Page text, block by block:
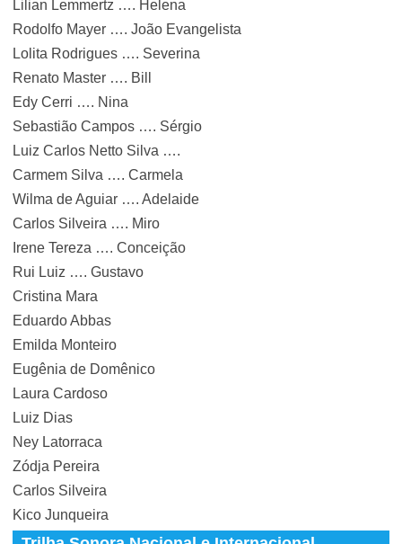
Lilian Lemmertz …. Helena
Rodolfo Mayer …. João Evangelista
Lolita Rodrigues …. Severina
Renato Master …. Bill
Edy Cerri …. Nina
Sebastião Campos …. Sérgio
Luiz Carlos Netto Silva ….
Carmem Silva …. Carmela
Wilma de Aguiar …. Adelaide
Carlos Silveira …. Miro
Irene Tereza …. Conceição
Rui Luiz …. Gustavo
Cristina Mara
Eduardo Abbas
Emilda Monteiro
Eugênia de Domênico
Laura Cardoso
Luiz Dias
Ney Latorraca
Zódja Pereira
Carlos Silveira
Kico Junqueira